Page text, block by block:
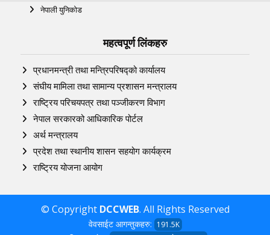
नेपाली युनिकोड
महत्वपूर्ण लिंकहरु
प्रधानमन्त्री तथा मन्त्रिपरिषद्को कार्यालय
संघीय मामिला तथा सामान्य प्रशासन मन्त्रालय
राष्ट्रिय परिचयपत्र तथा पञ्‍जीकरण विभाग
नेपाल सरकारको आधिकारिक पोर्टल
अर्थ मन्त्रालय
प्रदेश तथा स्थानीय शासन सहयोग कार्यक्रम
राष्ट्रिय योजना आयोग
© Copyright DCCWEB. All Rights Reserved
वेवसाईट आगन्तुकहरु: 191.5K